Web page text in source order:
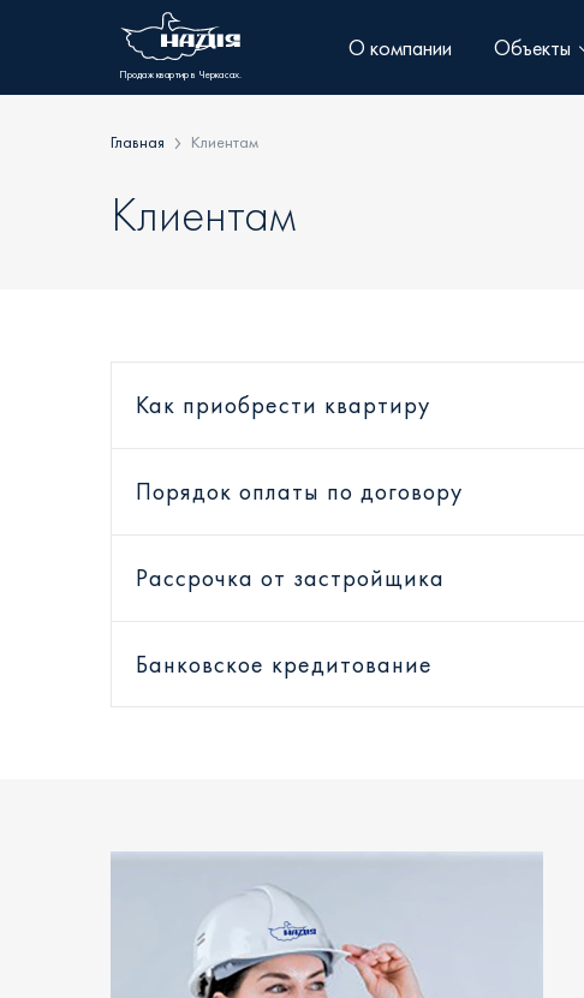
Продаж квартир в Черкасах.
О компании Объекты
Главная Клиентам
Клиентам
Как приобрести квартиру
Порядок оплаты по договору
Рассрочка от застройщика
Банковское кредитование